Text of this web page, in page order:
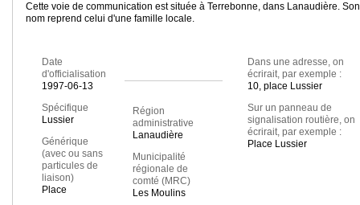
Cette voie de communication est située à Terrebonne, dans Lanaudière. Son
nom reprend celui d'une famille locale.
Date
d'officialisation
1997-06-13
Spécifique
Lussier
Générique
(avec ou sans
particules de
liaison)
Place
Région
administrative
Lanaudière
Municipalité
régionale de
comté (MRC)
Les Moulins
Dans une adresse, on
écrirait, par exemple :
10, place Lussier
Sur un panneau de
signalisation routière, on
écrirait, par exemple :
Place Lussier